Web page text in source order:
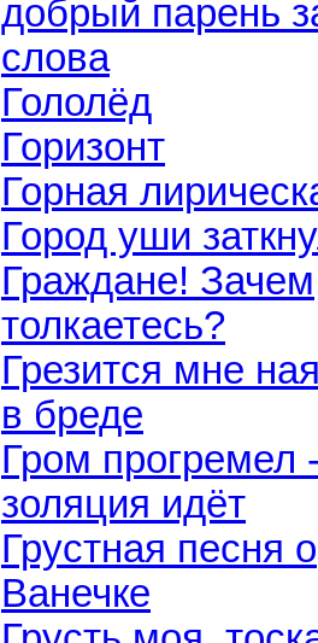
добрый парень
слова
Гололёд
Горизонт
Горная
Город уши
Граждане! Зачем
толкаетесь?
Грезится мне
в бреде
Гром прогремел
золяция идёт
Грустная песня о
Ванечке